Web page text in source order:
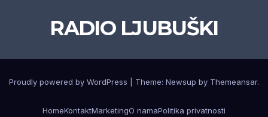
RADIO LJUBUŠKI
Proudly powered by WordPress Theme: Newsup by Themeansar.
HomeKontaktMarketingO namaPolitika privatnosti